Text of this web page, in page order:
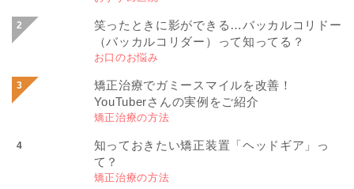
笑ったときに影ができる…バッカルコリドー
（バッカルコリダー）って知ってる？
お口のお悩み
矯正治療でガミースマイルを改善！
YouTuberさんの実例をご紹介
矯正治療の方法
知っておきたい矯正装置「ヘッドギア」っ
て？
矯正治療の方法